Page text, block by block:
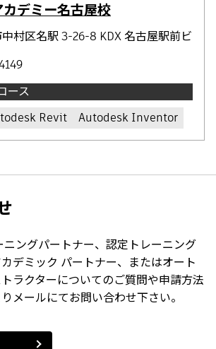
デミー名古屋校
村区名駅 3-26-8 KDX 名古屋駅前ビ
ース
Revit Autodesk Inventor
ニングパートナー、認定トレーニング
デミック パートナー、またはオート
ラクターについてのご質問や申請方法
メールにてお問い合わせ下さい。